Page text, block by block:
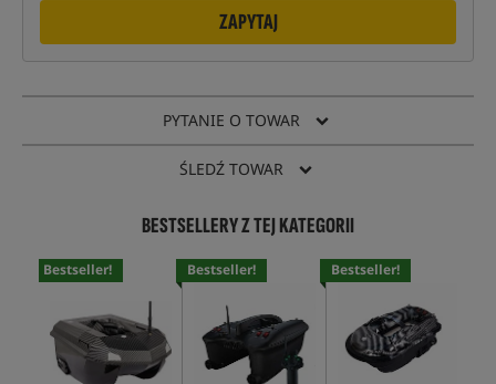
ZAPYTAJ
PYTANIE O TOWAR
ŚLEDŹ TOWAR
BESTSELLERY Z TEJ KATEGORII
Bestseller! Bestseller! Bestseller!